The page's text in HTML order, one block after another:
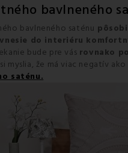
bavlneného
bavlneného saténu
do interiéru
bude pre vás rovnako
myslia, že má viac negatív
saténu.